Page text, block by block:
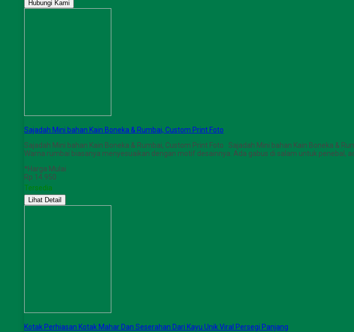
Hubungi Kami
Sajadah Mini bahan Kain Boneka & Rumbai, Custom Print Foto
Sajadah Mini bahan Kain Boneka & Rumbai, Custom Print Foto Sajadah Mini bahan Kain Boneka &
Warna rumbai biasanya menyesuaikan dengan motif desainnya. Ada gabus di salam untuk penebal,
*Harga Mulai
Rp 14.950
Tersedia
Lihat Detail
Kotak Perhiasan Kotak Mahar Dan Seserahan Dari Kayu Unik Viral Persegi Panjang